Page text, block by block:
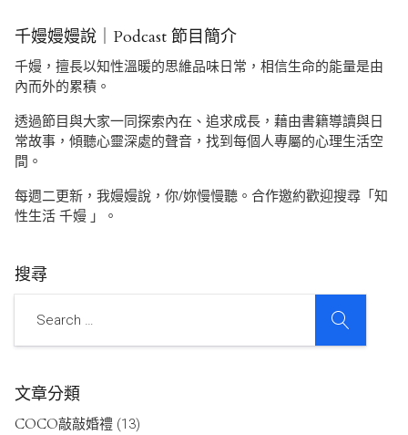
千嫚嫚嫚說｜Podcast 節目簡介
千嫚，擅長以知性溫暖的思維品味日常，相信生命的能量是由
內而外的累積。
透過節目與大家一同探索內在、追求成長，藉由書籍導讀與日
常故事，傾聽心靈深處的聲音，找到每個人專屬的心理生活空
間。
每週二更新，我嫚嫚說，你/妳慢慢聽。合作邀約歡迎搜尋「知
性生活 千嫚 」。
搜尋
文章分類
COCO敲敲婚禮 (13)